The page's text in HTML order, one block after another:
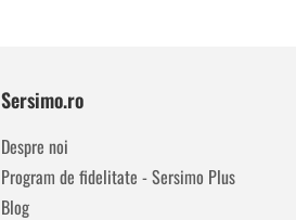
Sersimo.ro
Despre noi
Program de fidelitate - Sersimo Plus
Blog